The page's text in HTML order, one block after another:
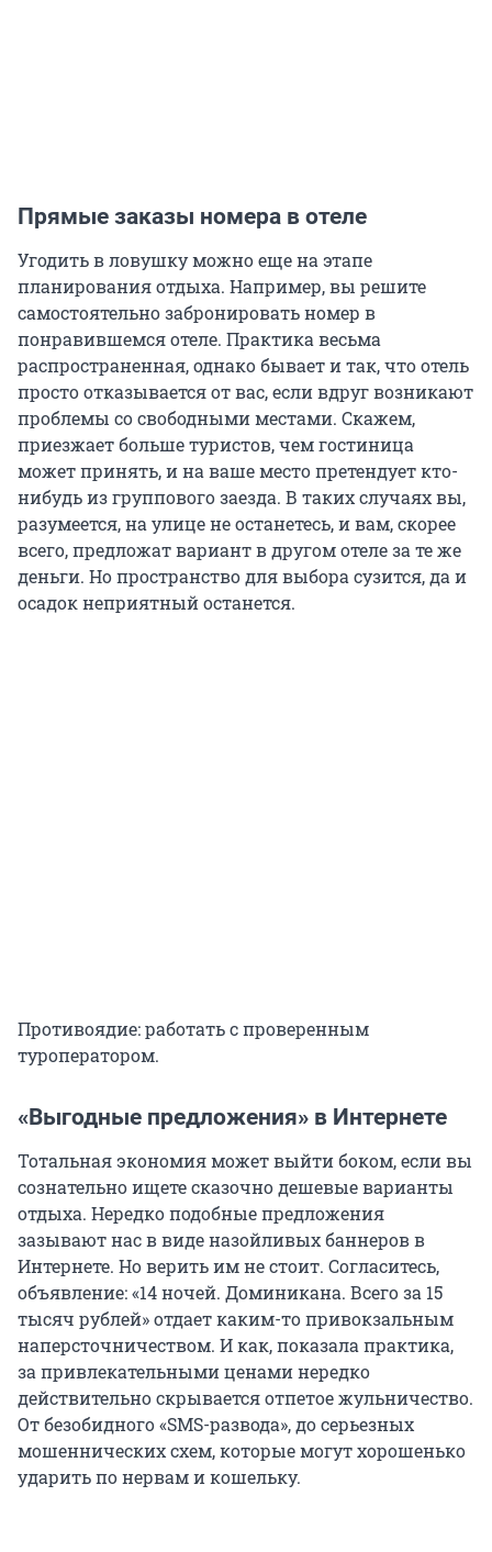
Прямые заказы номера в отеле
Угодить в ловушку можно еще на этапе
планирования отдыха. Например, вы решите
самостоятельно забронировать номер в
понравившемся отеле. Практика весьма
распространенная, однако бывает и так, что отель
просто отказывается от вас, если вдруг возникают
проблемы со свободными местами. Скажем,
приезжает больше туристов, чем гостиница
может принять, и на ваше место претендует кто-
нибудь из группового заезда. В таких случаях вы,
разумеется, на улице не останетесь, и вам, скорее
всего, предложат вариант в другом отеле за те же
деньги. Но пространство для выбора сузится, да и
осадок неприятный останется.
Противоядие: работать с проверенным
туроператором.
«Выгодные предложения» в Интернете
Тотальная экономия может выйти боком, если вы
сознательно ищете сказочно дешевые варианты
отдыха. Нередко подобные предложения
зазывают нас в виде назойливых баннеров в
Интернете. Но верить им не стоит. Согласитесь,
объявление: «14 ночей. Доминикана. Всего за 15
тысяч рублей» отдает каким-то привокзальным
наперсточничеством. И как, показала практика,
за привлекательными ценами нередко
действительно скрывается отпетое жульничество.
От безобидного «SMS-развода», до серьезных
мошеннических схем, которые могут хорошенько
ударить по нервам и кошельку.